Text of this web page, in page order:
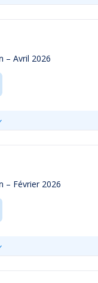
– Avril 2026
– Février 2026